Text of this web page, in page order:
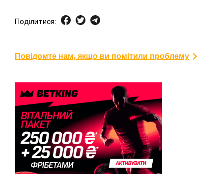
Поділитися:
Повідомте нам, якщо ви помітили проблему